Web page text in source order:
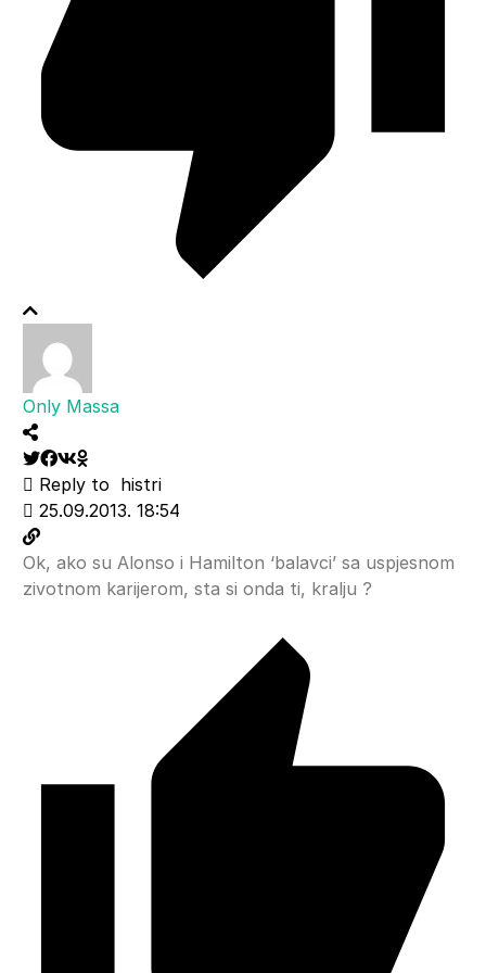
Only Massa
Reply to histri
25.09.2013. 18:54
Ok, ako su Alonso i Hamilton ‘balavci’ sa uspjesnom
zivotnom karijerom, sta si onda ti, kralju ?